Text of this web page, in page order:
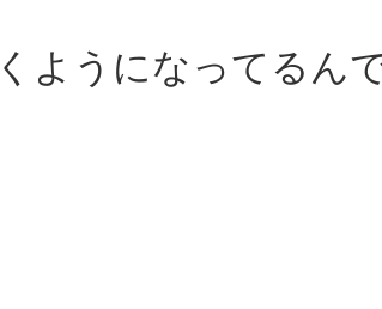
ようになってるん